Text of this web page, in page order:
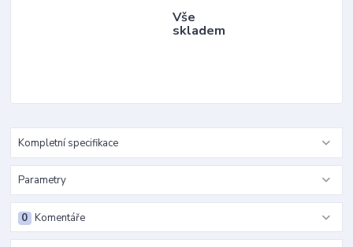
Vše
skladem
Kompletní specifikace
Parametry
Komentáře
0